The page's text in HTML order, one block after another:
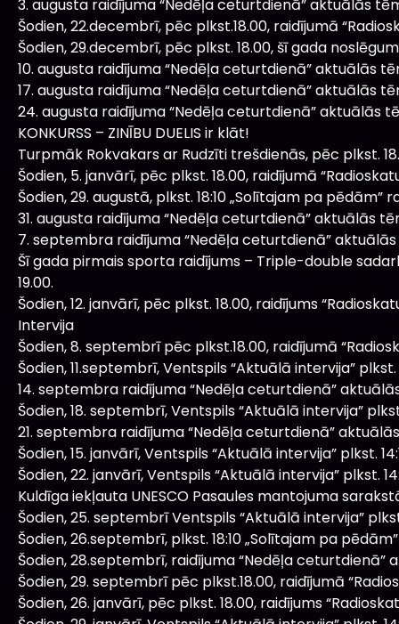
3. augusta raidījuma “Nedēļa ceturtdienā” aktuālās
Šodien, 22.decembrī, pēc plkst.18.00, raidījumā
Šodien, 29.decembrī, pēc plkst. 18.00, šī gada
10. augusta raidījuma “Nedēļa ceturtdienā” aktuālās
17. augusta raidījuma “Nedēļa ceturtdienā” aktuālās
24. augusta raidījuma “Nedēļa ceturtdienā” aktuālās
KONKURSS – ZINĪBU DUELIS ir klāt!
Turpmāk Rokvakars ar Rudzīti trešdienās, pēc plkst.
Šodien, 5. janvārī, pēc plkst. 18.00, raidījumā
Šodien, 29. augustā, plkst. 18:10 „Solītajam pa pēdām”
31. augusta raidījuma “Nedēļa ceturtdienā” aktuālās
7. septembra raidījuma “Nedēļa ceturtdienā”
Šī gada pirmais sporta raidījums – Triple-double
19.00.
Šodien, 12. janvārī, pēc plkst. 18.00, raidījums
Intervija
Šodien, 8. septembrī pēc plkst.18.00, raidījumā
Šodien, 11.septembrī, Ventspils “Aktuālā intervija” plkst.
14. septembra raidījuma “Nedēļa ceturtdienā”
Šodien, 18. septembrī, Ventspils “Aktuālā intervija”
21. septembra raidījuma “Nedēļa ceturtdienā”
Šodien, 15. janvārī, Ventspils “Aktuālā intervija” plkst.
Šodien, 22. janvārī, Ventspils “Aktuālā intervija” plkst.
Kuldīga iekļauta UNESCO Pasaules mantojuma
Šodien, 25. septembrī Ventspils “Aktuālā intervija”
Šodien, 26.septembrī, plkst. 18:10 „Solītajam pa
Šodien, 28.septembrī, raidījuma “Nedēļa ceturtdienā”
Šodien, 29. septembrī pēc plkst.18.00, raidījumā
Šodien, 26. janvārī, pēc plkst. 18.00, raidījums